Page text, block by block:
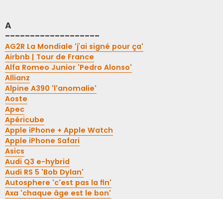
A
-------------------
AG2R La Mondiale 'j’ai signé pour ça'
Airbnb | Tour de France
Alfa Romeo Junior 'Pedro Alonso'
Allianz
Alpine A390 'l'anomalie'
Aoste
Apec
Apéricube
Apple iPhone + Apple Watch
Apple iPhone Safari
Asics
Audi Q3 e-hybrid
Audi RS 5 'Bob Dylan'
Autosphere 'c'est pas la fin'
Axa 'chaque âge est le bon'